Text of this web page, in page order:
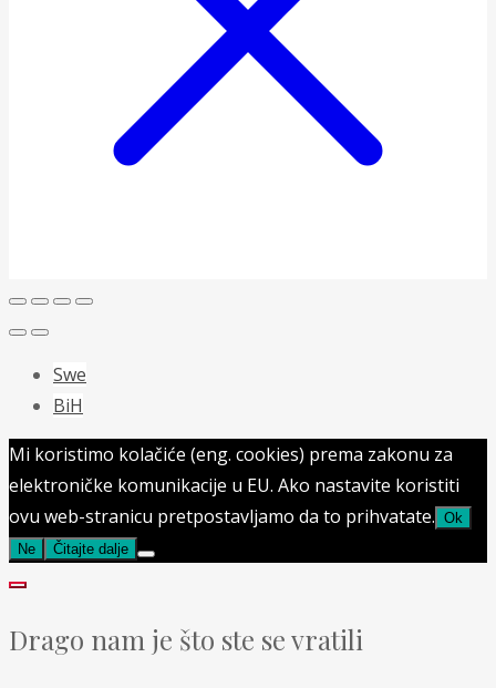
Swe
BiH
Mi koristimo kolačiće (eng. cookies) prema zakonu za
elektroničke komunikacije u EU. Ako nastavite koristiti
ovu web-stranicu pretpostavljamo da to prihvatate. Ok
Ne
Čitajte dalje
Drago nam je što ste se vratili